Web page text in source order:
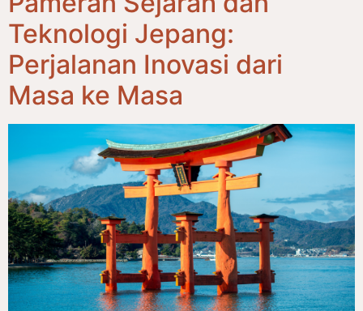
Teknologi Jepang:
Perjalanan Inovasi dari
Masa ke Masa